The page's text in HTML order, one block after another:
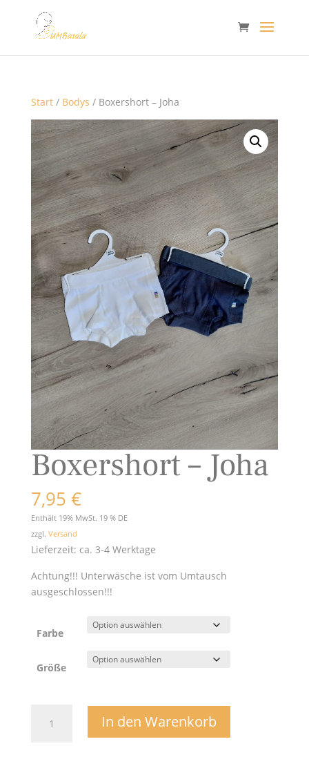
Start/ Bodys / Boxershort – Joha
Boxershort – Joha
7,95 €
Enthält 19% MwSt. 19 % DE
zzgl. Versand
Lieferzeit: ca. 3-4 Werktage
Achtung!!! Unterwäsche ist vom Umtausch
ausgeschlossen!!!
Farbe
Größe
In den Warenkorb